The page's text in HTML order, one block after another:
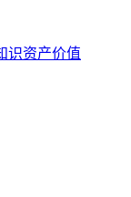
识资产价值